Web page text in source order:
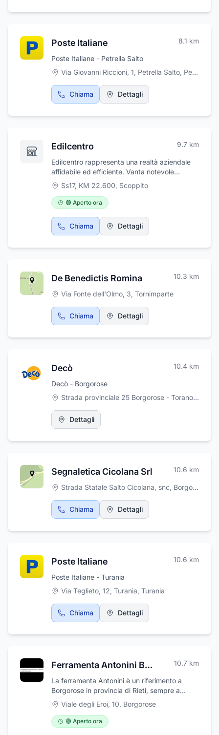
persona. La Farmacia Luccitti del dr. Vittorio
Poste Italiane 8.1 km
Poste Italiane - Petrella Salto
Via Giovanni Riccioni, 1, Petrella Salto, Petrella Salto
Chiama Dettagli
Edilcentro 9.7 km
Edilcentro rappresenta una realtà aziendale
affidabile ed efficiente. Vanta notevole
esperienza, qualità nei servizi offerti e
personale competente oltre ad una vasta
gamma di prodotti specifici per le diverse
esigenze. Ampio show room dove è possibile
trovare prodotti tradizionali e prodotti
innovativi, pavimenti, rivestimenti e parquet e
caminetti, stufe a pellet, pavimentazioni
necessaria per le lavorazioni. Per maggiori
informazioni potete visitare il sito
www.edilcentroitalia.it
Ss17, KM 22.600, Scoppito
🟢 Aperto ora
Chiama Dettagli
De Benedictis Romina 10.3 km
Via Fonte dell'Olmo, 3, Tornimparte
Chiama Dettagli
Decò 10.4 km
Decò - Borgorose
Strada provinciale 25 Borgorose - Torano, Borgorose
Dettagli
Segnaletica Cicolana Srl 10.6 km
Strada Statale Salto Cicolana, snc, Borgorose
Chiama Dettagli
Poste Italiane 10.6 km
Poste Italiane - Turania
Via Teglieto, 12, Turania, Turania
Chiama Dettagli
Ferramenta Antonini Borgorose 10.7 km
La ferramenta Antonini è un riferimento a
Borgorose in provincia di Rieti, sempre a
vostra disposizione nell'ambito della
ferramenta, piccoli e grandi lavori domestici.
Al suo interno, infatti, oltre a trovare una
consulenza qualificata, i clienti sono certi di
Viale degli Eroi, 10, Borgorose
🟢 Aperto ora